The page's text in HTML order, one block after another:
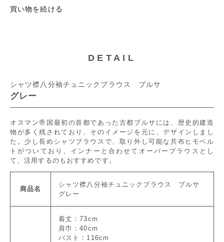
買い物を続ける
DETAIL
シャツ襟八分袖チュニックブラウス ブルサ
グレー
オスマン帝国最初の首都であった古都ブルサには、歴史的建造
物が多く残されており、そのイメージを元に、デザインしまし
た。少し長めシャツブラウスで、取り外し可能な共布ヒモベル
トがついており、インナーと合わせてオーバーブラウスとし
て、活用するのもおすすめです。
商品名
シャツ襟八分袖チュニックブラウス ブルサ
グレー
着丈：73cm
肩巾：40cm
バスト：116cm